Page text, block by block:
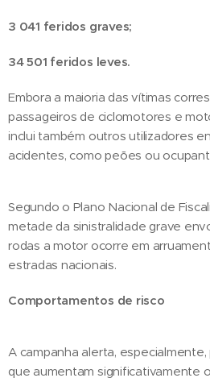
3 041 feridos graves;
34 501 feridos leves.
Embora a maioria das vítimas
passageiros de ciclomotores e
inclui também outros utilizadores
acidentes, como peões ou
Segundo o Plano Nacional de
metade da sinistralidade grave
rodas a motor ocorre em
estradas nacionais.
Comportamentos de risco
A campanha alerta,
que aumentam significativamente